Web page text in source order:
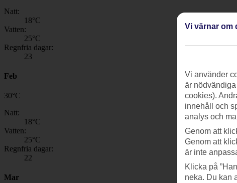
Natt:
18°C
Vatten:
25°C
Regnfria dagar:
23
Feb
30°C
Natt:
18°C
Vatten:
25°C
Regnfria dagar:
22
Mar
Vi värnar om
Vi använder
är
cookies).
innehåll och
analys och
Genom att
Genom att
är inte
Klicka på
neka. Du kan